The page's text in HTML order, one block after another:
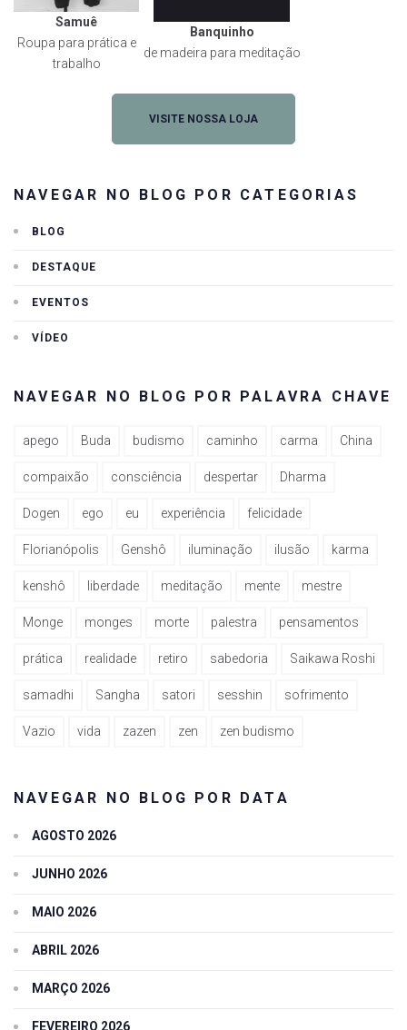
Samuê
Roupa para prática e
trabalho
Banquinho
de madeira para meditação
VISITE NOSSA LOJA
NAVEGAR NO BLOG POR CATEGORIAS
BLOG
DESTAQUE
EVENTOS
VÍDEO
NAVEGAR NO BLOG POR PALAVRA CHAVE
apego Buda budismo caminho carma China
compaixão consciência despertar Dharma
Dogen ego eu experiência felicidade
Florianópolis Genshô iluminação ilusão karma
kenshô liberdade meditação mente mestre
Monge monges morte palestra pensamentos
prática realidade retiro sabedoria Saikawa Roshi
samadhi Sangha satori sesshin sofrimento
Vazio vida zazen zen zen budismo
NAVEGAR NO BLOG POR DATA
AGOSTO 2026
JUNHO 2026
MAIO 2026
ABRIL 2026
MARÇO 2026
FEVEREIRO 2026